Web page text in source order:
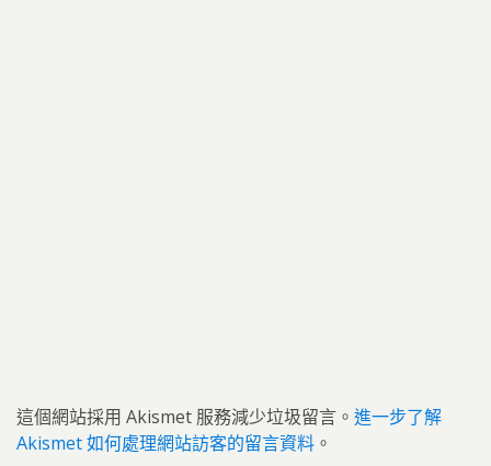
這個網站採用 Akismet 服務減少垃圾留言。 進一步了解
Akismet 如何處理網站訪客的留言資料 。